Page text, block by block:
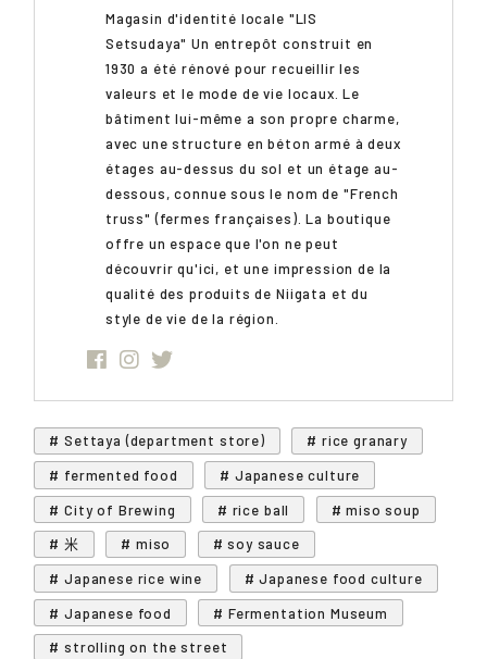
Magasin d'identité locale "LIS
Setsudaya" Un entrepôt construit en
1930 a été rénové pour recueillir les
valeurs et le mode de vie locaux. Le
bâtiment lui-même a son propre charme,
avec une structure en béton armé à deux
étages au-dessus du sol et un étage au-
dessous, connue sous le nom de "French
truss" (fermes françaises). La boutique
offre un espace que l'on ne peut
découvrir qu'ici, et une impression de la
qualité des produits de Niigata et du
style de vie de la région.
# Settaya (department store)
# rice granary
# fermented food
# Japanese culture
# City of Brewing
# rice ball
# miso soup
# 米
# miso
# soy sauce
# Japanese rice wine
# Japanese food culture
# Japanese food
# Fermentation Museum
# strolling on the street